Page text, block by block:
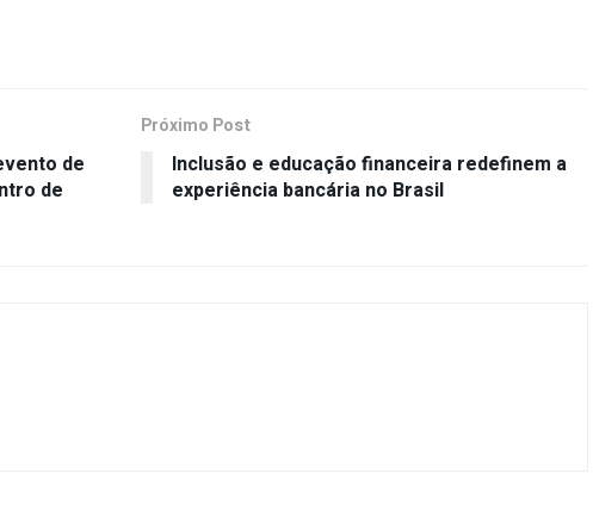
de
de
Próximo Post
Inclusão e educação financeira redefinem a
experiência bancária no Brasil